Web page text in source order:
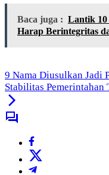
Baca juga : Lantik 10
Harap Berintegritas
9 Nama Diusulkan Jadi
Stabilitas Pemerintahan